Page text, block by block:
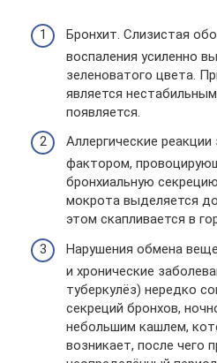
Бронхит. Слизистая
воспаления усиленно
зеленоватого цвета.
является
появляется.
Аллергические
фактором,
бронхиальную
мокрота выделяется
этом скапливается в
Нарушения обмена
и хронические
туберкулёз) нередко
секреций бронхов,
небольшим кашлем,
возникает, после чего